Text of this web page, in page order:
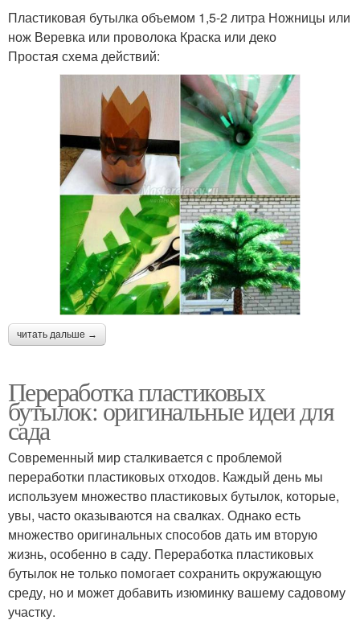
Пластиковая бутылка объемом 1,5-2 литра Ножницы или
нож Веревка или проволока Краска или деко
Простая схема действий:
читать дальше →
Переработка пластиковых
бутылок: оригинальные идеи для
сада
Современный мир сталкивается с проблемой
переработки пластиковых отходов. Каждый день мы
используем множество пластиковых бутылок, которые,
увы, часто оказываются на свалках. Однако есть
множество оригинальных способов дать им вторую
жизнь, особенно в саду. Переработка пластиковых
бутылок не только помогает сохранить окружающую
среду, но и может добавить изюминку вашему садовому
участку.